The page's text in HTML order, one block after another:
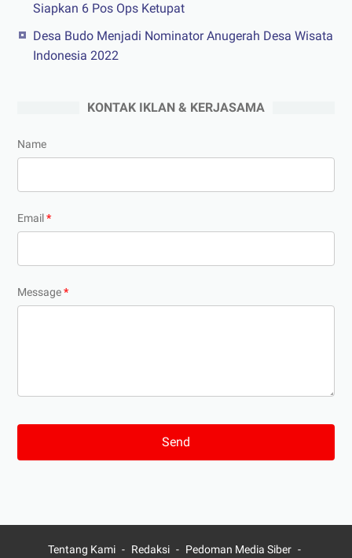
Siapkan 6 Pos Ops Ketupat
Desa Budo Menjadi Nominator Anugerah Desa Wisata
Indonesia 2022
KONTAK IKLAN & KERJASAMA
Name
Email *
Message*
Tentang Kami Redaksi Pedoman Media Siber